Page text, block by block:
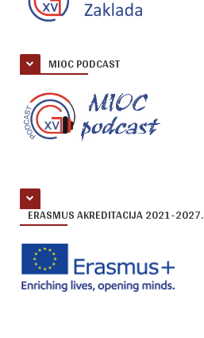
MIOC PODCAST
ERASMUS AKREDITACIJA 2021-2027.